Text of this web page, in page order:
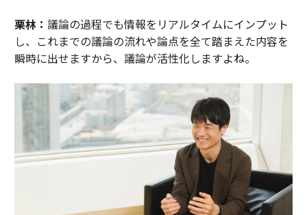
栗林： 議論の過程でも情報をリアルタイムにインプット
し、これまでの議論の流れや論点を全て踏まえた内容を
瞬時に出せますから、議論が活性化しますよね。